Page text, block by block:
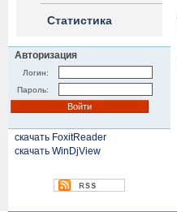
Статистика
Авторизация
Логин:
Пароль:
скачать FoxitReader
скачать WinDjView